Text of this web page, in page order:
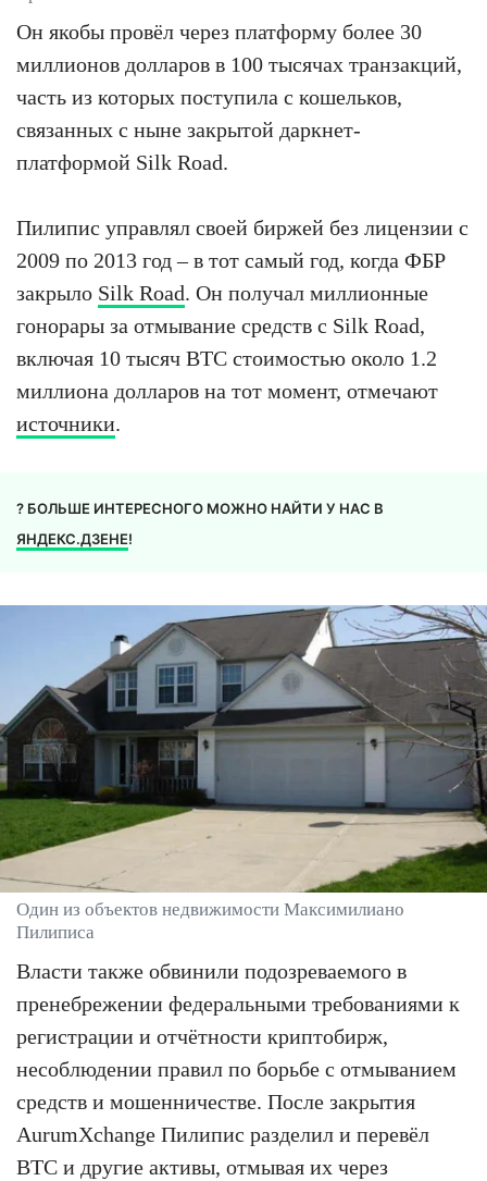
Он якобы провёл через платформу более 30
миллионов долларов в 100 тысячах транзакций,
часть из которых поступила с кошельков,
связанных с ныне закрытой даркнет-
платформой Silk Road.
Пилипис управлял своей биржей без лицензии с
2009 по 2013 год – в тот самый год, когда ФБР
закрыло Silk Road. Он получал миллионные
гонорары за отмывание средств с Silk Road,
включая 10 тысяч BTC стоимостью около 1.2
миллиона долларов на тот момент, отмечают
источники.
? БОЛЬШЕ ИНТЕРЕСНОГО МОЖНО НАЙТИ У НАС В
ЯНДЕКС.ДЗЕНЕ!
Один из объектов недвижимости Максимилиано
Пилиписа
Власти также обвинили подозреваемого в
пренебрежении федеральными требованиями к
регистрации и отчётности криптобирж,
несоблюдении правил по борьбе с отмыванием
средств и мошенничестве. После закрытия
AurumXchange Пилипис разделил и перевёл
BTC и другие активы, отмывая их через